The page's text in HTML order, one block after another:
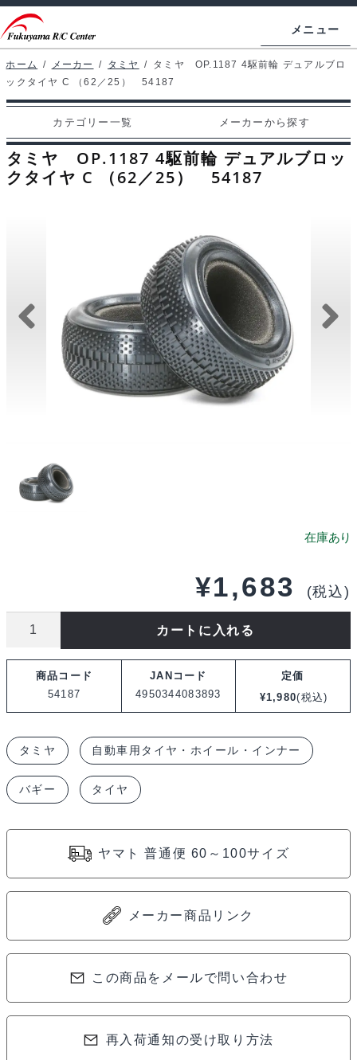
ビ
ゲ
ー
シ
ン
へ
ン
テ
ン
ツ
ス
キ
メニュー
ホームページ
マイアカウント
カート
支払い
お問い合わせ
ブログ
ホーム / メーカー / タミヤ / タミヤ OP.1187 4駆前輪 デュアルブロ
ックタイヤ C （62／25） 54187
カテゴリー一覧 メーカーから探す
タミヤ OP.1187 4駆前輪 デュアルブロッ
クタイヤ C （62／25） 54187
¥1,683 (税込)
OP.1187
4
前
輪
デ
ブ
ク
イ
ヤ
カートに入れる
商品コード
54187
JANコード
4950344083893
定価
¥1,980(税込)
タミヤ 自動車用タイヤ・ホイール・インナー
バギー タイヤ
ヤマト 普通便 60～100サイズ
メーカー商品リンク
この商品をメールで問い合わせ
再入荷通知の受け取り方法